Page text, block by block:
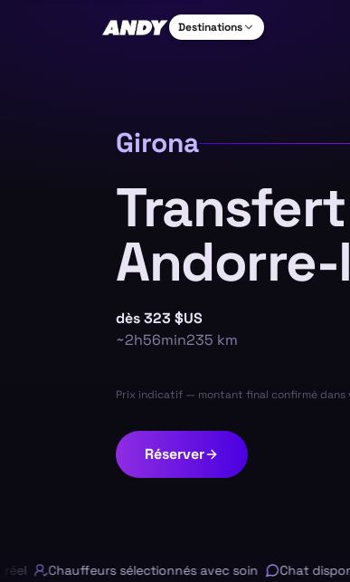
Destinations
Girona
dès323 $US
~2h56min235 km
Prix indicatif — montant final confirmé dans
Réserver
Chauffeurs sélectionnés avec soin Chat